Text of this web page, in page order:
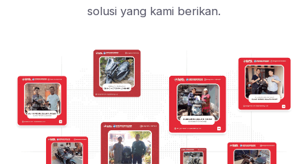
solusi yang kami berikan.